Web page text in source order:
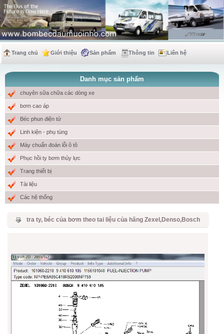
Trang chủ Giới thiệu Sản phẩm Thông tin Liên hệ
Danh mục sản phẩm
chuyên sữa chữa các dòng xe
bơm cao áp
Béc phun điện tử
Linh kiện - phụ tùng
Máy chuẩn đoán lỗi ô tô
Phục hồi ty bơm thủy lực
Trang thiết bị
Tài liệu
Các hệ thống
tra ty, béc của bơm theo tai liệu của hãng Zexel,Denso,Bosch